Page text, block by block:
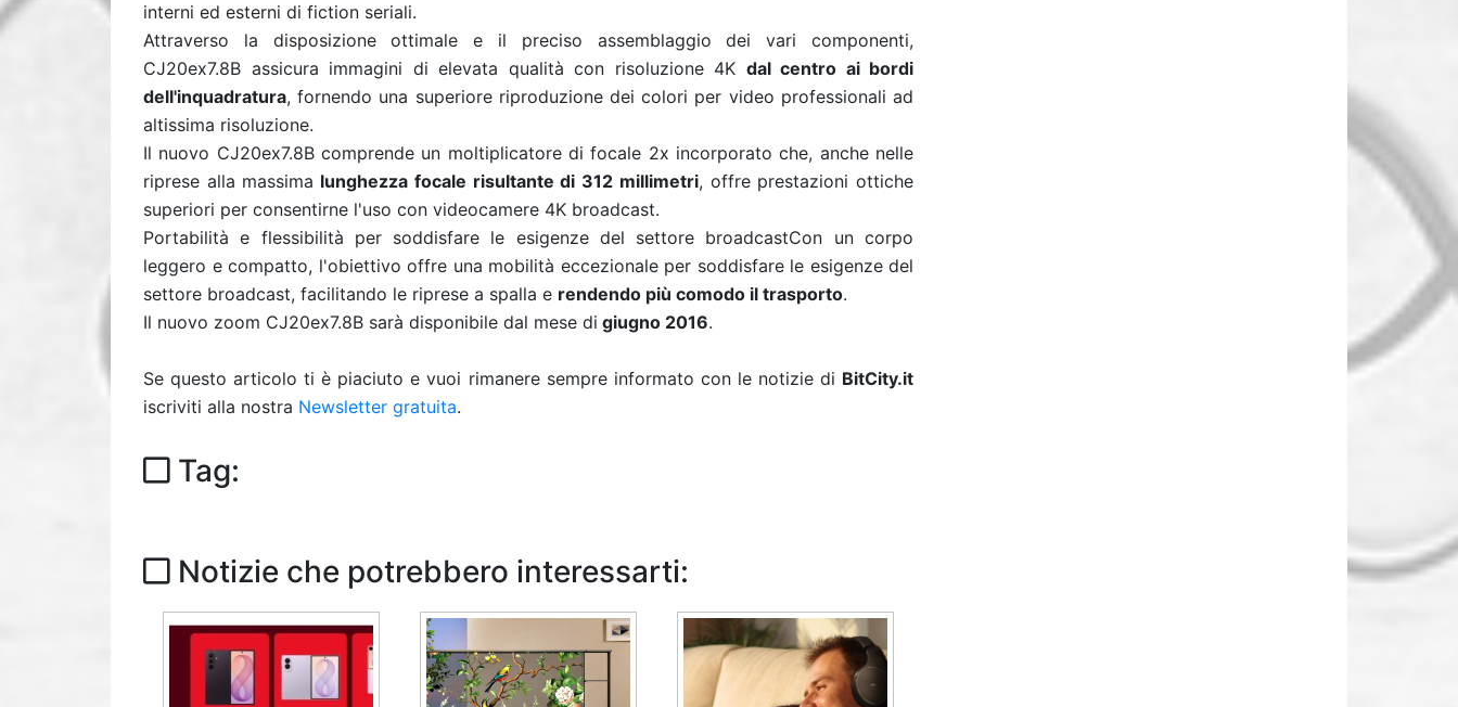
interni ed esterni di fiction seriali.
Attraverso la disposizione ottimale e il preciso assemblaggio dei vari componenti,
CJ20ex7.8B assicura immagini di elevata qualità con risoluzione 4K dal centro ai bordi
dell'inquadratura, fornendo una superiore riproduzione dei colori per video professionali ad
altissima risoluzione.
Il nuovo CJ20ex7.8B comprende un moltiplicatore di focale 2x incorporato che, anche nelle
riprese alla massima lunghezza focale risultante di 312 millimetri, offre prestazioni ottiche
superiori per consentirne l'uso con videocamere 4K broadcast.
Portabilità e flessibilità per soddisfare le esigenze del settore broadcastCon un corpo
leggero e compatto, l'obiettivo offre una mobilità eccezionale per soddisfare le esigenze del
settore broadcast, facilitando le riprese a spalla e rendendo più comodo il trasporto.
Il nuovo zoom CJ20ex7.8B sarà disponibile dal mese di giugno 2016.
Se questo articolo ti è piaciuto e vuoi rimanere sempre informato con le notizie di BitCity.it
iscriviti alla nostra Newsletter gratuita.
Tag:
Notizie che potrebbero interessarti: